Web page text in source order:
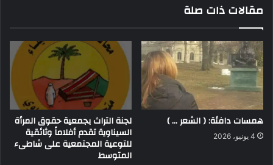
مقالات ذات صلة
همسات دافئة: ( الشعر … )
4 يونيو، 2026
لجنة التراث بجمعية حقوق المرأة
السيناوية تقدم أفلاماً وثائقية
للتوعية المجتمعية على شاطىء
المتوسط